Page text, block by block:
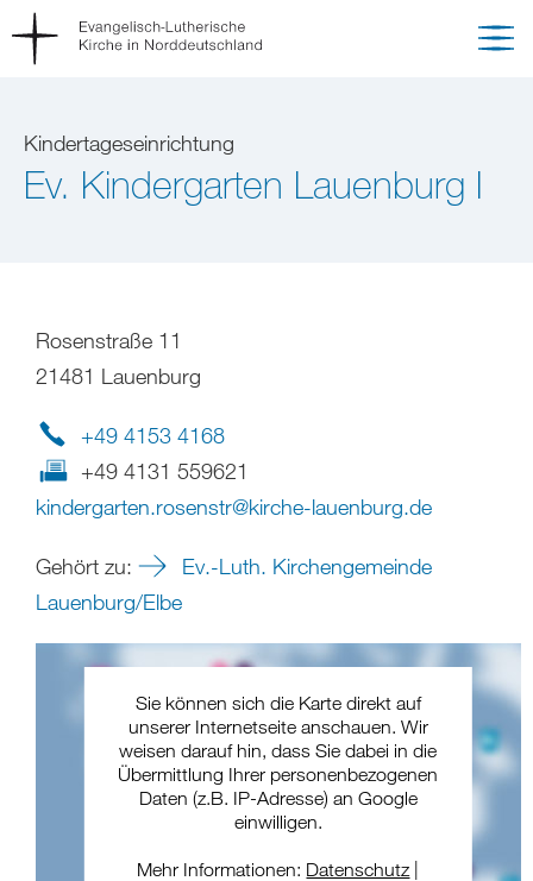
Kindertageseinrichtung
Ev. Kindergarten Lauenburg I
Rosenstraße 11
21481 Lauenburg
+49 4153 4168
+49 4131 559621
kindergarten.rosenstr@kirche-lauenburg.de
Gehört zu:
Ev.-Luth. Kirchengemeinde
Lauenburg/Elbe
Sie können sich die Karte direkt auf
unserer Internetseite anschauen. Wir
weisen darauf hin, dass Sie dabei in die
Übermittlung Ihrer personenbezogenen
Daten (z.B. IP-Adresse) an Google
einwilligen.
Mehr Informationen: Datenschutz